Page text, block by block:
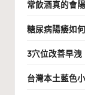
常飲酒真的會
糖尿病陽痿如
3穴位改善早洩
台灣本土藍色